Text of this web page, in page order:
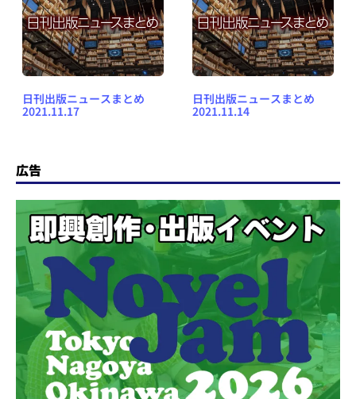
日刊出版ニュースまとめ
2021.11.17
日刊出版ニュースまとめ
2021.11.14
広告